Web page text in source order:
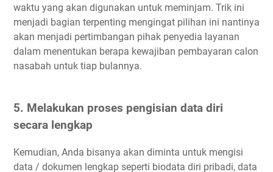
waktu yang akan digunakan untuk meminjam. Trik ini
menjadi bagian terpenting mengingat pilihan ini nantinya
akan menjadi pertimbangan pihak penyedia layanan
dalam menentukan berapa kewajiban pembayaran calon
nasabah untuk tiap bulannya.
5. Melakukan proses pengisian data diri
secara lengkap
Kemudian, Anda bisanya akan diminta untuk mengisi
data / dokumen lengkap seperti biodata diri pribadi, data